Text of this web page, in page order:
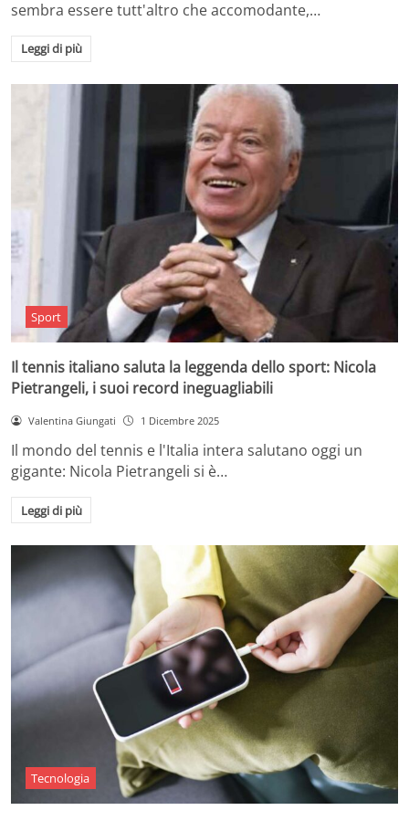
sembra essere tutt'altro che accomodante,…
Leggi di più
Sport
Il tennis italiano saluta la leggenda dello sport: Nicola
Pietrangeli, i suoi record ineguagliabili
Valentina Giungati 1 Dicembre 2025
Il mondo del tennis e l'Italia intera salutano oggi un
gigante: Nicola Pietrangeli si è…
Leggi di più
Tecnologia